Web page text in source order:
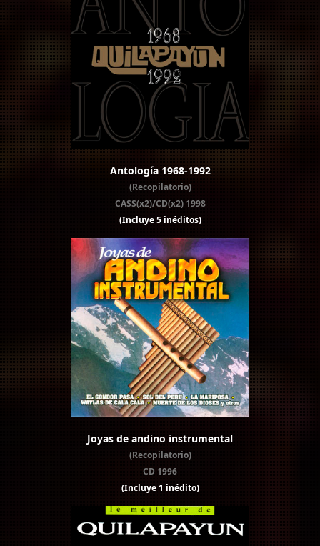
Antología 1968-1992
(Recopilatorio)
CASS(x2)/CD(x2) 1998
(Incluye 5 inéditos)
Joyas de andino instrumental
(Recopilatorio)
CD 1996
(Incluye 1 inédito)